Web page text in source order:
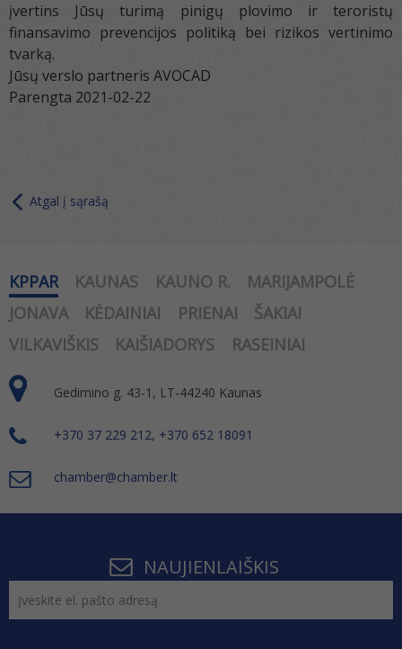
įvertins Jūsų turimą pinigų plovimo ir teroristų
finansavimo prevencijos politiką bei rizikos vertinimo
tvarką.
Jūsų verslo partneris AVOCAD
Parengta 2021-02-22
Atgal į sąrašą
KPPAR KAUNAS KAUNO R.
MARIJAMPOLĖ
JONAVA
KĖDAINIAI PRIENAI
ŠAKIAI
VILKAVIŠKIS
KAIŠIADORYS RASEINIAI
Gedimino g. 43-1, LT-44240 Kaunas
+370 37 229 212, +370 652 18091
chamber@chamber.lt
NAUJIENLAIŠKIS